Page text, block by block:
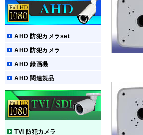
AHD 防犯カメラset
AHD 防犯カメラ
AHD 録画機
AHD 関連製品
TVI 防犯カメラ